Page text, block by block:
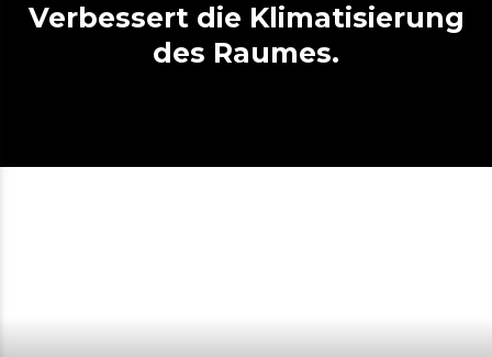
Verbessert die Klimatisierung
des Raumes.